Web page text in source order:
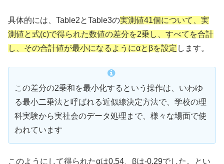
具体的には、Table2とTable3の実測値41個について、実
測値と式(c)で得られた数値の差分を2乗し、すべてを合計
し、その合計値が最小になるようにαとβを設定 します。
この差分の2乗和を最小化するという操作は、いわゆ
る最小二乗法と呼ばれる近似線決定方法で、学校の理
科実験から実社会のデータ処理まで、様々な場面で使
われています
このようにして得られたαは0.54、βは-0.29でした。とい